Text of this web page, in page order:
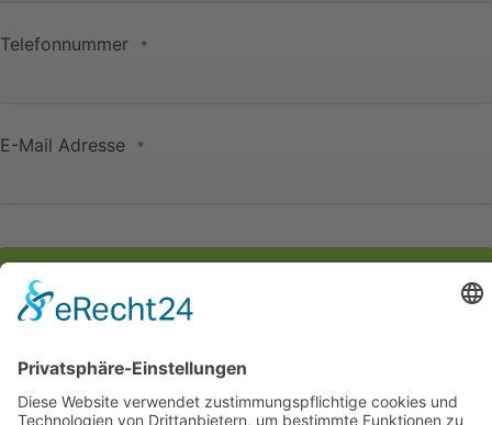
Telefonnummer *
E-Mail Adresse *
ad opus GmbH
Kaiserhofstraße 16